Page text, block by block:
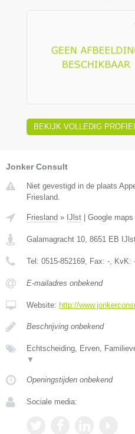
BEKIJK VOLLEDIG PROFIEL
Jonker Consult
Niet gevestigd in de plaats
Friesland.
Friesland » IJlst Google maps
Galamagracht 10 8651 EB
Tel: 0515-852169 , Fax: - , KvK:
E-mailadres onbekend
Website: http://
Beschrijving onbekend
Echtscheiding, Erven,
▼
Openingstijden onbekend
Sociale media: